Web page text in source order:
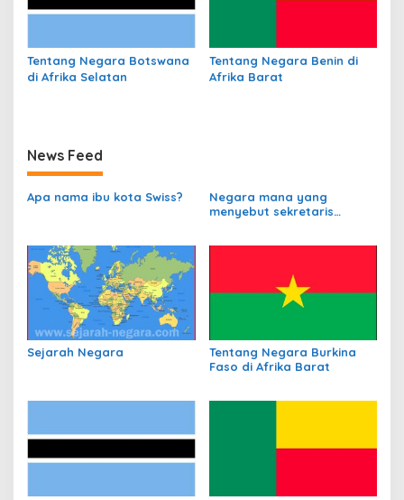
Tentang Negara Botswana
di Afrika Selatan
Tentang Negara Benin di
Afrika Barat
News Feed
Apa nama ibu kota Swiss?
Negara mana yang
menyebut sekretaris
Sejarah Negara
Tentang Negara Burkina
Faso di Afrika Barat